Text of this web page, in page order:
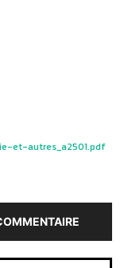
et-autres_a2501.pdf